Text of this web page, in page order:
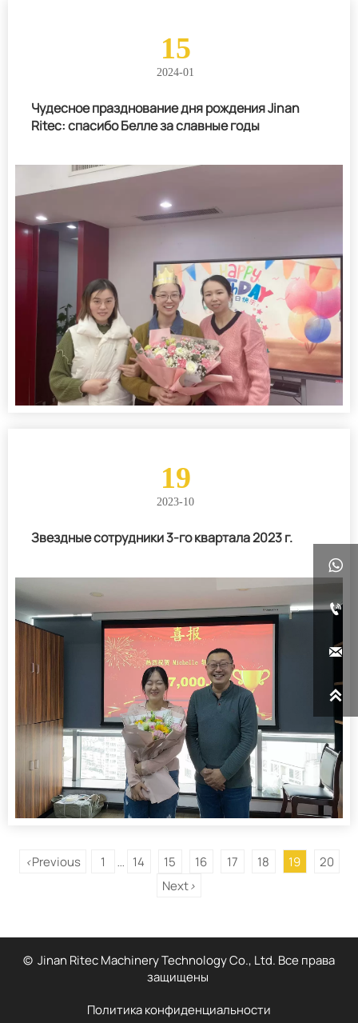
15
2024-01
Чудесное празднование дня рождения Jinan
Ritec: спасибо Белле за славные годы
19
2023-10
Звездные сотрудники 3-го квартала 2023 г.
<Previous 1 ... 14 15 16 17 18 19
20
Next>
© Jinan Ritec Machinery Technology Co., Ltd. Все права
защищены
Политика конфиденциальности



